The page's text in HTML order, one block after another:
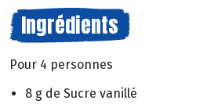
Ingrédients
Pour 4 personnes
8 g de Sucre vanillé